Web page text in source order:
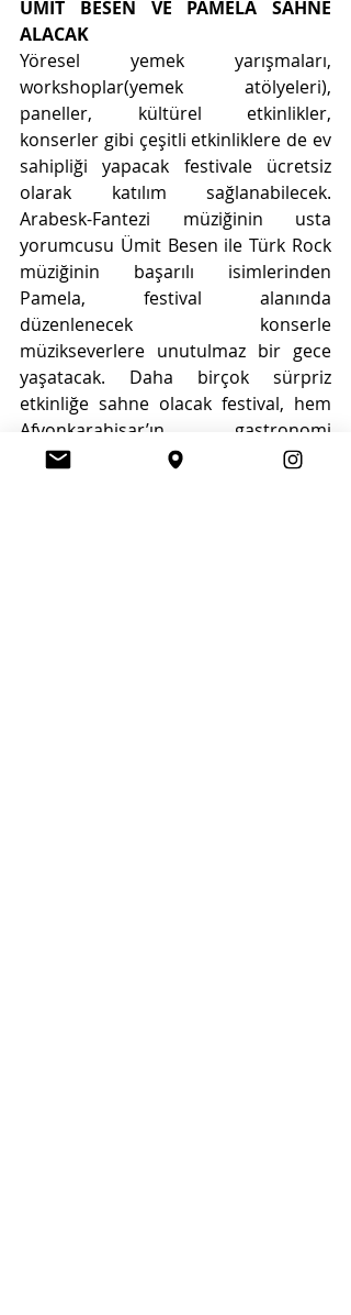
ÜMİT BESEN VE PAMELA SAHNE
ALACAK
Yöresel yemek yarışmaları,
workshoplar(yemek atölyeleri),
paneller, kültürel etkinlikler,
konserler gibi çeşitli etkinliklere de ev
sahipliği yapacak festivale ücretsiz
olarak katılım sağlanabilecek.
Arabesk-Fantezi müziğinin usta
yorumcusu Ümit Besen ile Türk Rock
müziğinin başarılı isimlerinden
Pamela, festival alanında
düzenlenecek konserle
müzikseverlere unutulmaz bir gece
yaşatacak. Daha birçok sürpriz
etkinliğe sahne olacak festival, hem
Afyonkarahisar’ın gastronomi
potansiyelini keşfetmek hem de